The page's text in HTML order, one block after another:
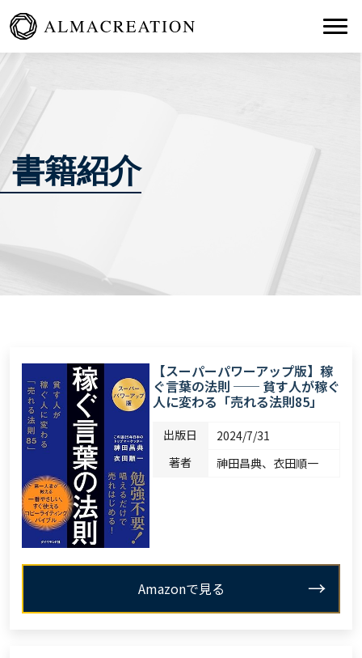
書籍紹介
【スーパーパワーアップ版】稼
ぐ言葉の法則 ── 貧す人が稼ぐ
人に変わる「売れる法則85」
出版日
2024/7/31
著者
神田昌典、衣田順一
Amazonで見る